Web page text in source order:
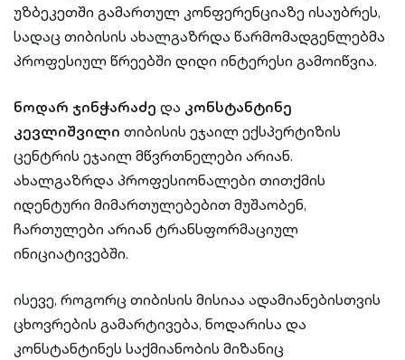
უზბეკეთში გამართულ კონფერენციაზე ისაუბრეს,
სადაც თიბისის ახალგაზრდა წარმომადგენლებმა
პროფესიულ წრეებში დიდი ინტერესი გამოიწვია.
ნოდარ ჯინჭარაძე და კონსტანტინე
კევლიშვილი თიბისის ეჯაილ ექსპერტიზის
ცენტრის ეჯაილ მწვრთნელები არიან.
ახალგაზრდა პროფესიონალები თითქმის
იდენტური მიმართულებებით მუშაობენ,
ჩართულები არიან ტრანსფორმაციულ
ინიციატივებში.
ისევე, როგორც თიბისის მისიაა ადამიანებისთვის
ცხოვრების გამარტივება, ნოდარისა და
კონსტანტინეს საქმიანობის მიზანიც